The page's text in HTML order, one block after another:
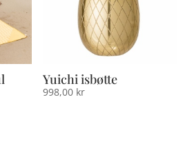
Yuichi isbøtte
998,00 kr